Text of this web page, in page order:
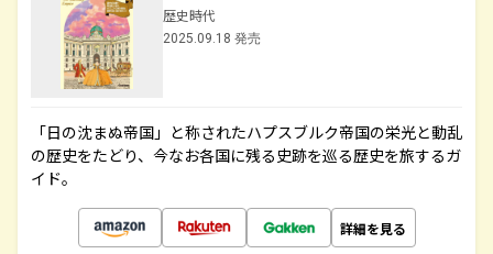
歴史時代
2025.09.18 発売
「日の沈まぬ帝国」と称されたハプスブルク帝国の栄光と動乱
の歴史をたどり、今なお各国に残る史跡を巡る歴史を旅するガ
イド。
詳細を見る